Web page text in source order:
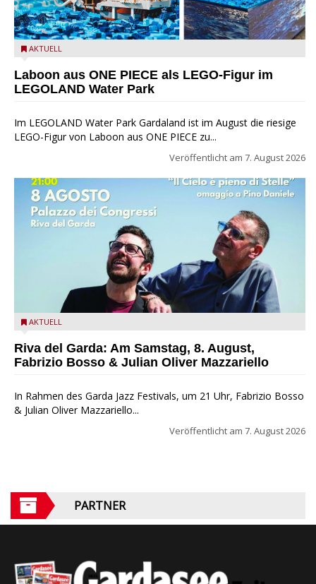
Laboon aus ONE PIECE als LEGO-Figur im LEGOLAND Water
AKTUELL
Laboon aus ONE PIECE als LEGO-Figur im
LEGOLAND Water Park
Im LEGOLAND Water Park Gardaland ist im August die riesige
LEGO-Figur von Laboon aus ONE PIECE zu...
Veröffentlicht am 7. August 2026
Fabrizio Bosso & Julian Oliver Mazzariello zu Gast beim Garda
AKTUELL
Riva del Garda: Am Samstag, 8. August,
Fabrizio Bosso & Julian Oliver Mazzariello
In Rahmen des Garda Jazz Festivals, um 21 Uhr, Fabrizio Bosso
& Julian Oliver Mazzariello...
Veröffentlicht am 7. August 2026
PARTNER